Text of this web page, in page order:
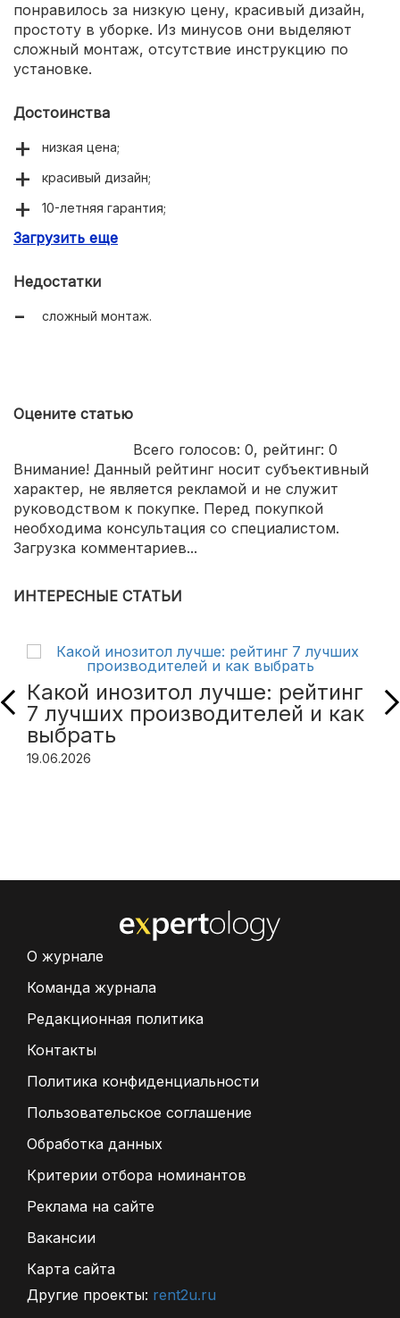
понравилось за низкую цену, красивый дизайн,
простоту в уборке. Из минусов они выделяют
сложный монтаж, отсутствие инструкцию по
установке.
Достоинства
низкая цена;
красивый дизайн;
10-летняя гарантия;
простой уход.
Загрузить еще
Недостатки
сложный монтаж.
Оцените статью
Всего голосов: 0, рейтинг: 0
Внимание! Данный рейтинг носит субъективный
характер, не является рекламой и не служит
руководством к покупке. Перед покупкой
необходима консультация со специалистом.
Загрузка комментариев...
ИНТЕРЕСНЫЕ СТАТЬИ
Какой инозитол лучше: рейтинг
7 лучших производителей и как
выбрать
19.06.2026
О журнале
Команда журнала
Редакционная политика
Контакты
Политика конфиденциальности
Пользовательское соглашение
Обработка данных
Критерии отбора номинантов
Реклама на сайте
Вакансии
Карта сайта
Другие проекты: rent2u.ru